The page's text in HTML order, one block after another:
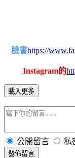
臉書https://
Instagram的
載入更多
公開留言 私
發佈留言